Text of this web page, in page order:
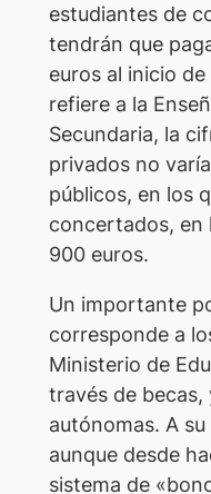
estudiantes de
tendrán que
euros al inicio
refiere a la
Secundaria, la
privados no
públicos, en los
concertados, en
900 euros.
Un importante
corresponde a
Ministerio de
través de becas,
autónomas. A
aunque desde
sistema de